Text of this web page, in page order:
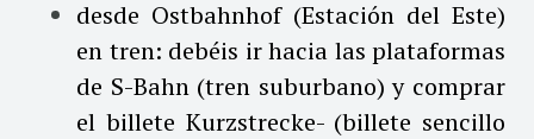
desde Ostbahnhof (Estación del Este)
en tren: debéis ir hacia las plataformas
de S-Bahn (tren suburbano) y comprar
el billete Kurzstrecke- (billete sencillo